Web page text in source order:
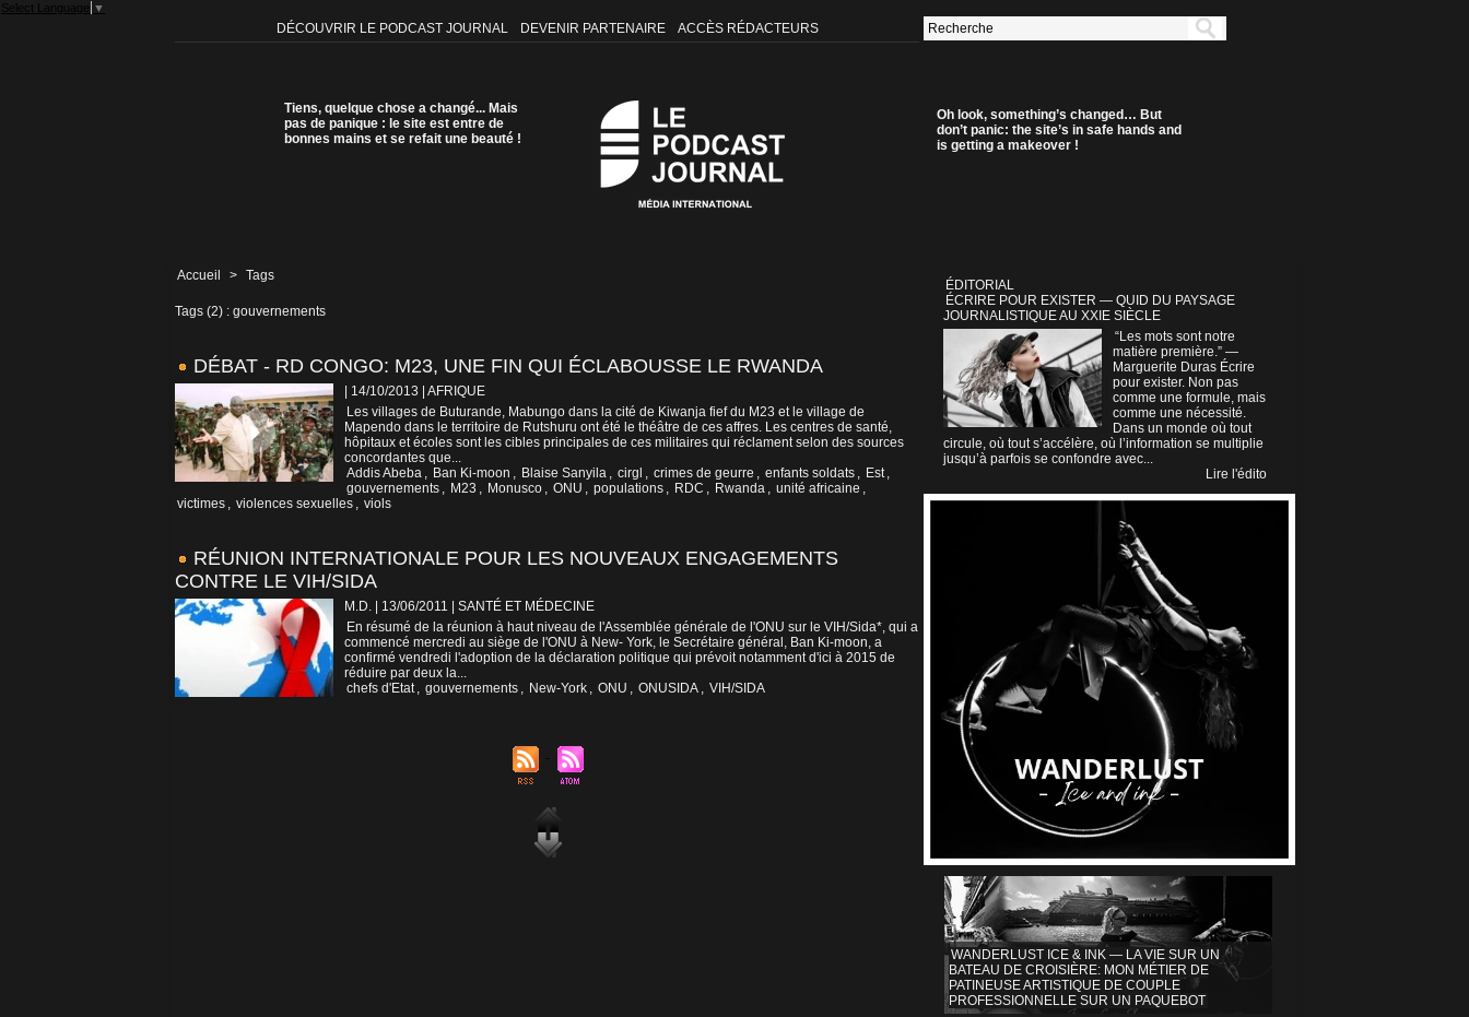
Select Language ▼
DÉCOUVRIR LE PODCAST JOURNAL DEVENIR PARTENAIRE ACCÈS RÉDACTEURS
Tiens, quelque chose a changé... Mais
pas de panique : le site est entre de
bonnes mains et se refait une beauté !
Oh look, something’s changed… But
don’t panic: the site’s in safe hands and
is getting a makeover !
Accueil > Tags
Tags (2) : gouvernements
DÉBAT - RD CONGO: M23, UNE FIN QUI ÉCLABOUSSE LE RWANDA
| 14/10/2013
AFRIQUE
Les villages de Buturande, Mabungo dans la cité de Kiwanja fief du M23 et le village de
Mapendo dans le territoire de Rutshuru ont été le théâtre de ces affres. Les centres de santé,
hôpitaux et écoles sont les cibles principales de ces militaires qui réclament selon des sources
concordantes que...
Addis Abeba , Ban Ki-moon , Blaise Sanyila , cirgl , crimes de geurre , enfants soldats , Est ,
gouvernements , M23 , Monusco , ONU , populations , RDC , Rwanda , unité africaine ,
victimes , violences sexuelles , viols
RÉUNION INTERNATIONALE POUR LES NOUVEAUX ENGAGEMENTS
CONTRE LE VIH/SIDA
M.D. | 13/06/2011
SANTÉ ET MÉDECINE
En résumé de la réunion à haut niveau de l'Assemblée générale de l'ONU sur le VIH/Sida*, qui a
commencé mercredi au siège de l'ONU à New- York, le Secrétaire général, Ban Ki-moon, a
confirmé vendredi l'adoption de la déclaration politique qui prévoit notamment d'ici à 2015 de
réduire par deux la...
chefs d'Etat , gouvernements , New-York , ONU , ONUSIDA , VIH/SIDA
ÉDITORIAL
ÉCRIRE POUR EXISTER — QUID DU PAYSAGE
JOURNALISTIQUE AU XXIE SIÈCLE
“Les mots sont notre
matière première.” —
Marguerite Duras Écrire
pour exister. Non pas
comme une formule, mais
comme une nécessité.
Dans un monde où tout
circule, où tout s’accélère, où l’information se multiplie
jusqu’à parfois se confondre avec...
Lire l'édito
WANDERLUST ICE & INK — LA VIE SUR UN
BATEAU DE CROISIÈRE: MON MÉTIER DE
PATINEUSE ARTISTIQUE DE COUPLE
PROFESSIONNELLE SUR UN PAQUEBOT